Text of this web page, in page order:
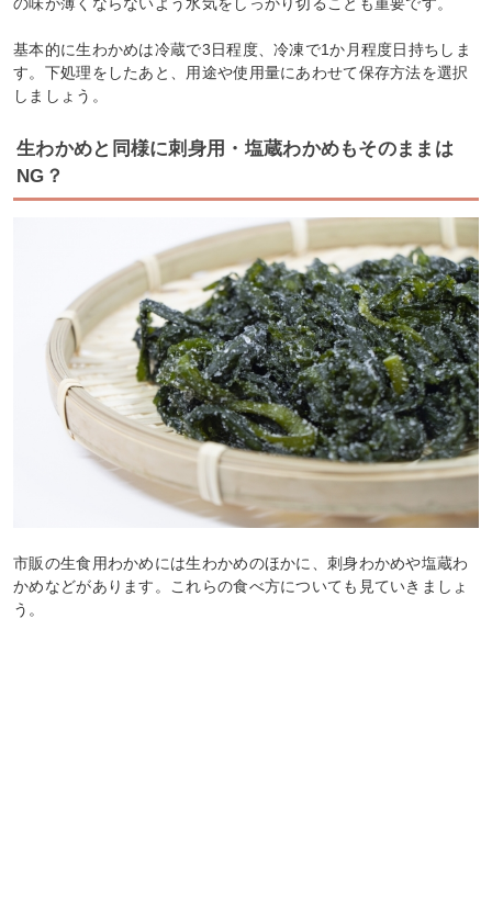
基本的に生わかめは冷蔵で3日程度、冷凍で1か月程度日持ちしま
す。下処理をしたあと、用途や使用量にあわせて保存方法を選択
しましょう。
生わかめと同様に刺身用・塩蔵わかめもそのままは
NG？
市販の生食用わかめには生わかめのほかに、刺身わかめや塩蔵わ
かめなどがあります。これらの食べ方についても見ていきましょ
う。